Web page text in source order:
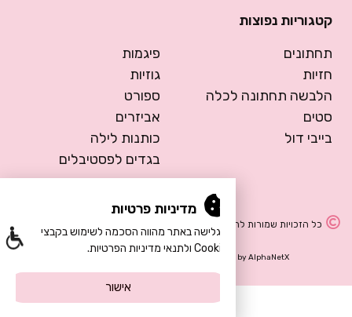
קטגוריות נפוצות
תחתונים
חזיות
הלבשה תחתונה לכלה
סטים
בייבי דול
פיגמות
גוזיות
ספורט
אביזרים
כותנות לילה
בגדים לפסטיבלים
כל הזכויות שמורות להרמוסה – הלבשה תחתונה
Development byAlphaNetX
מדיניות פרטיות
הגלישה באתר מהווה הסכמה לשימוש בקבצי
Cookie ולתנאי מדיניות הפרטיות.
אישור